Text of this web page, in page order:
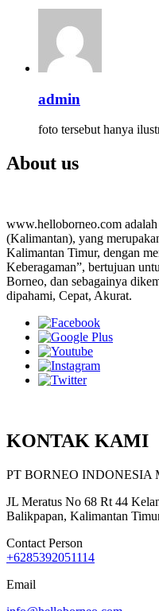
admin
foto tersebut hanya
About us
www.helloborneo.com
(Kalimantan), yang
Kalimantan Timur, dengan
Keberagaman”, bertujuan
Borneo, dan sebagainya
dipahami, Cepat, Akurat.
KONTAK KAMI
PT BORNEO INDONESIA
JL Meratus No 68 Rt 44
Balikpapan, Kalimantan
Contact Person
+6285392051114
Email